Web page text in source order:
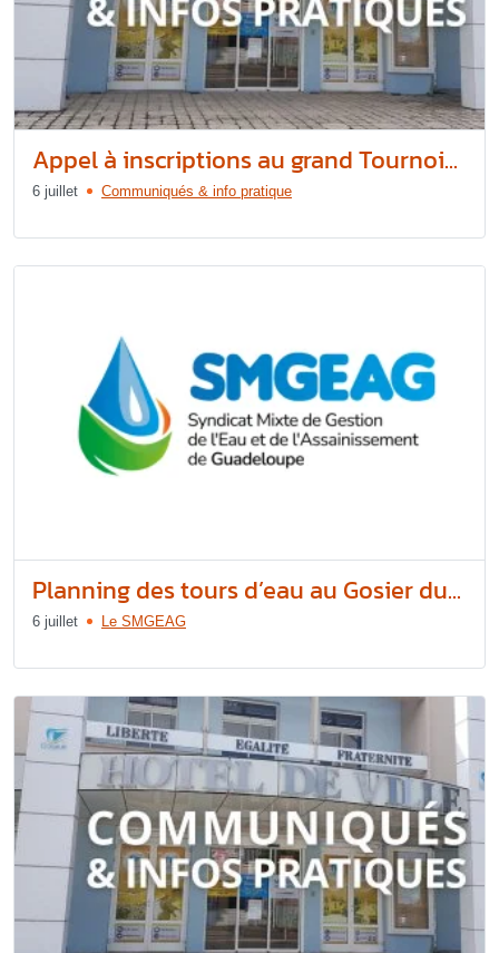
Appel à inscriptions au grand Tournoi...
6 juillet Communiqués & info pratique
Planning des tours d’eau au Gosier du...
6 juillet Le SMGEAG